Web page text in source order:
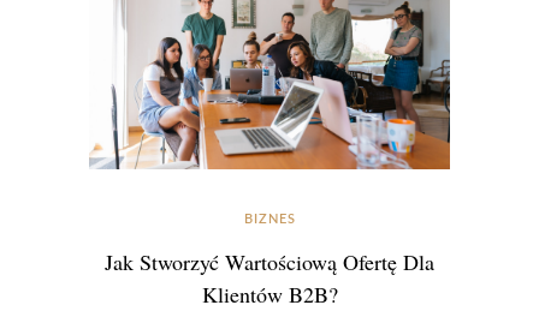
BIZNES
Jak Stworzyć Wartościową Ofertę Dla
Klientów B2B?